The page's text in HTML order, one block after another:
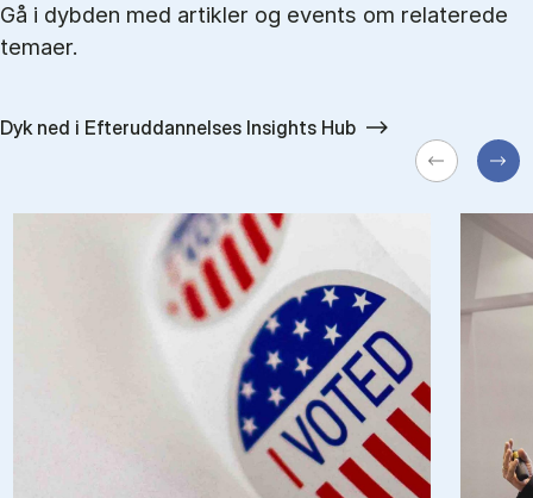
Gå i dybden med artikler og events om relaterede
temaer.
Dyk ned i Efteruddannelses Insights Hub